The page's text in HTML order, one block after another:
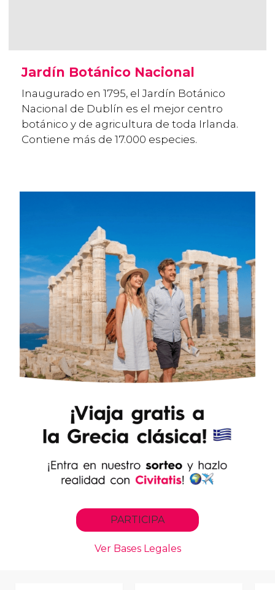
Jardín Botánico Nacional
Inaugurado en 1795, el Jardín Botánico
Nacional de Dublín es el mejor centro
botánico y de agricultura de toda Irlanda.
Contiene más de 17.000 especies.